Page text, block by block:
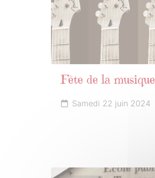
Fête de la musique
Samedi 22 juin 2024